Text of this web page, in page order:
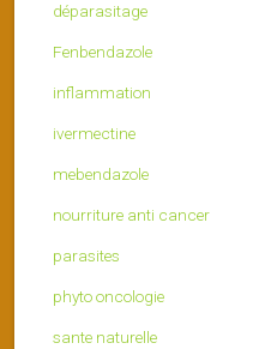
déparasitage
Fenbendazole
inflammation
ivermectine
mebendazole
nourriture anti cancer
parasites
phyto oncologie
sante naturelle